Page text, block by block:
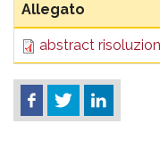
Allegato
abstract